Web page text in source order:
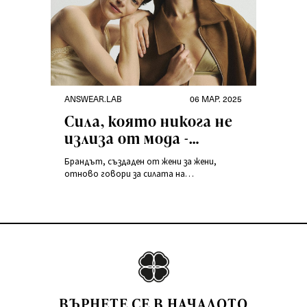
ANSWEAR.LAB 06 МАР. 2025
Сила, която никога не
излиза от мода -
колекцията
„Sisterhood Stories” от
Брандът, създаден от жени за жени,
отново говори за силата на
съвременните жени, които постигат